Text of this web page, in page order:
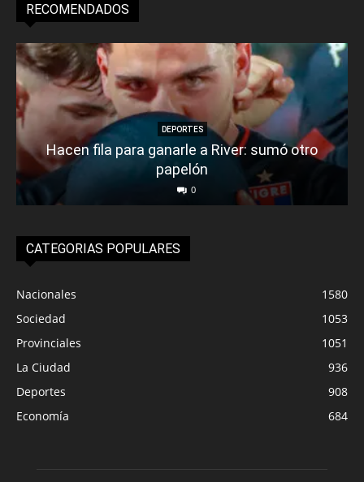
RECOMENDADOS
DEPORTES
Hacen fila para ganarle a River: sumó otro
papelón
0
CATEGORIAS POPULARES
Nacionales
1580
Sociedad
1053
Provinciales
1051
La Ciudad
936
Deportes
908
Economía
684